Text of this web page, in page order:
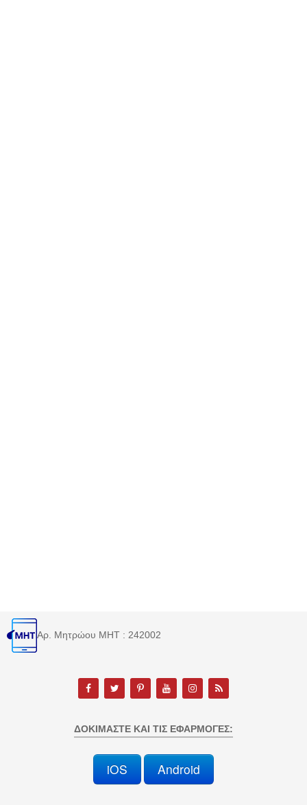
Αρ. Μητρώου MHT : 242002
ΔΟΚΙΜΆΣΤΕ ΚΑΙ ΤΙΣ ΕΦΑΡΜΟΓΈΣ:
iOS Android